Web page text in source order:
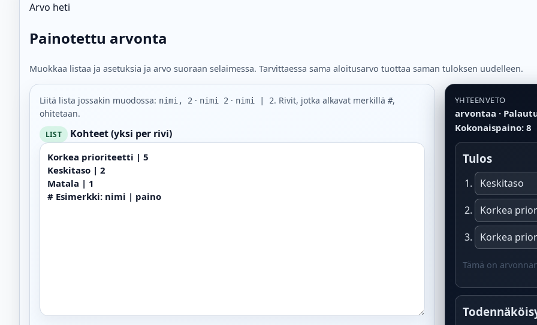
Arvo heti
Painotettu arvonta
Muokkaa listaa ja asetuksia ja arvo suoraan selaimessa. Tarvittaessa sama aloitusarvo tuottaa saman tuloksen uudelleen.
Liitä lista jossakin muodossa: nimi, 2 · nimi 2 · nimi | 2. Rivit, jotka alkavat merkillä #,
ohitetaan.
LIST Kohteet (yksi per rivi)
YHTEENVETO
arvontaa ·
Kokonaispaino: 8
Tulos
Keskitaso
Korkea
Korkea
Tämä on